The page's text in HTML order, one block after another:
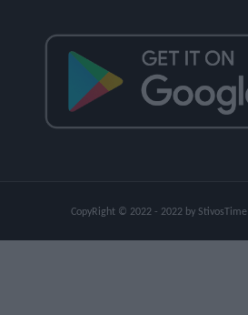
CopyRight © 2022 - 2022 by